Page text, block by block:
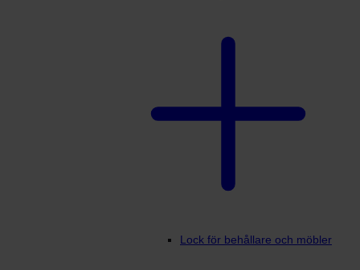
Lock för behållare och möbler